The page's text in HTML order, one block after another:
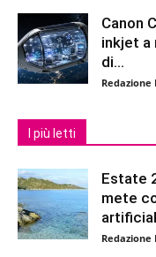
Canon
inkjet a
di...
Redazione
I più letti
Estate
mete
Redazione